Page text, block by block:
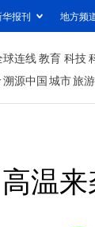
华报刊 地方频
球连线教育 科技
溯源中国城市旅游
温